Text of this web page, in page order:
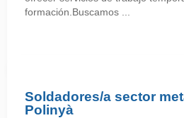
formación.Buscamos ...
Soldadores/a sector
Polinyà